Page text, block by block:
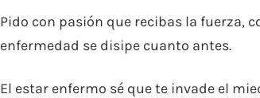
Pido con pasión que recibas la fuerza,
enfermedad se disipe cuanto antes.
El estar enfermo sé que te invade el